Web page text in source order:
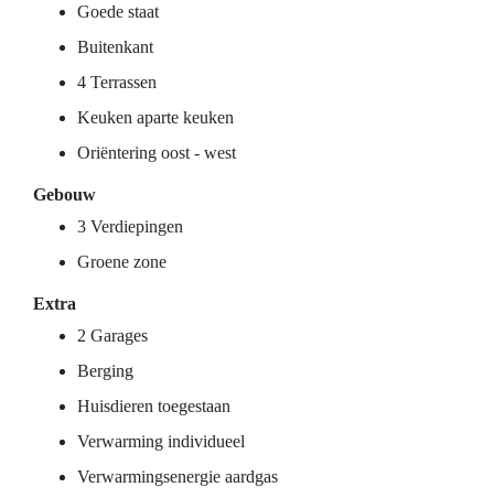
Goede staat
Buitenkant
4 Terrassen
Keuken aparte keuken
Oriëntering oost - west
Gebouw
3 Verdiepingen
Groene zone
Extra
2 Garages
Berging
Huisdieren toegestaan
Verwarming individueel
Verwarmingsenergie aardgas